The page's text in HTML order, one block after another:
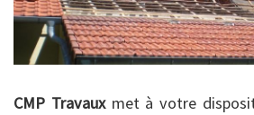
CMP Travauxmet à votre